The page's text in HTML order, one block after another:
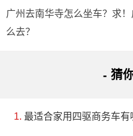
转地铁5号线，（3站）就
广州去南华寺怎么坐车？求
么去？
- 猜
最适合家用四驱商务车有